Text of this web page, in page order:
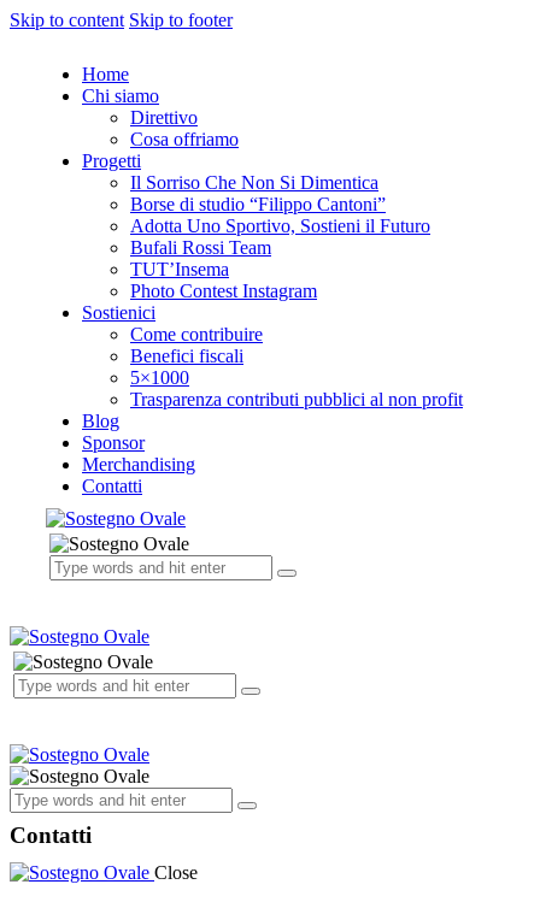
Skip to content Skip to footer
Home
Chi siamo
Direttivo
Cosa offriamo
Progetti
Il Sorriso Che Non Si Dimentica
Borse di studio “Filippo Cantoni”
Adotta Uno Sportivo, Sostieni il Futuro
Bufali Rossi Team
TUT’Insema
Photo Contest Instagram
Sostienici
Come contribuire
Benefici fiscali
5×1000
Trasparenza contributi pubblici al non profit
Blog
Sponsor
Merchandising
Contatti
Contatti
Close